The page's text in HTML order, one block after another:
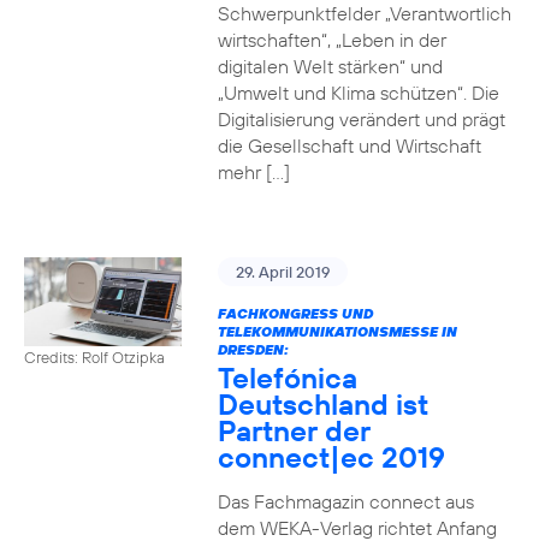
Schwerpunktfelder „Verantwortlich
wirtschaften“, „Leben in der
digitalen Welt stärken“ und
„Umwelt und Klima schützen“. Die
Digitalisierung verändert und prägt
die Gesellschaft und Wirtschaft
mehr […]
Credits: Rolf Otzipka
29. April 2019
FACHKONGRESS UND
TELEKOMMUNIKATIONSMESSE IN
DRESDEN:
Telefónica
Deutschland ist
Partner der
connect|ec 2019
Das Fachmagazin connect aus
dem WEKA-Verlag richtet Anfang